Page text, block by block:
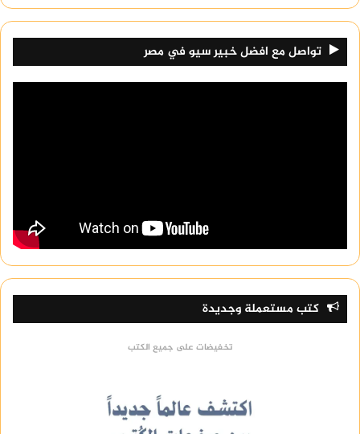
تواصل مع افضل خبير سيو في مصر
كتب مستعملة وجديدة
تخفيضات على جميع الكتب